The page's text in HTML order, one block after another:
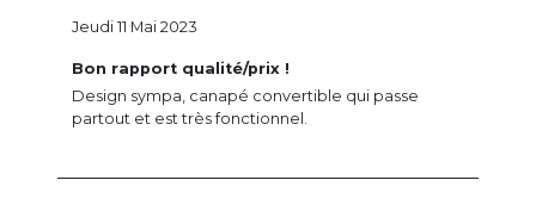
Bon rapport qualité/prix !
Design sympa, canapé convertible qui passe
partout et est très fonctionnel.
Jeudi 11 Mai 2023